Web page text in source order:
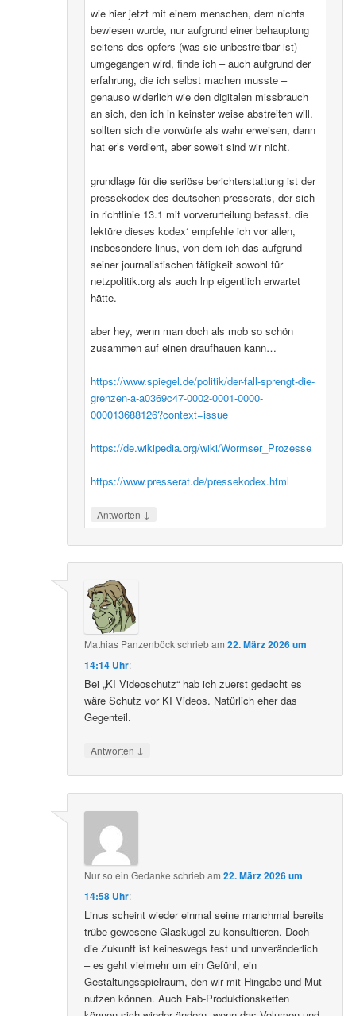
wie hier jetzt mit einem menschen, dem nichts
bewiesen wurde, nur aufgrund einer behauptung
seitens des opfers (was sie unbestreitbar ist)
umgegangen wird, finde ich – auch aufgrund der
erfahrung, die ich selbst machen musste –
genauso widerlich wie den digitalen missbrauch
an sich, den ich in keinster weise abstreiten will.
sollten sich die vorwürfe als wahr erweisen, dann
hat er’s verdient, aber soweit sind wir nicht.
grundlage für die seriöse berichterstattung ist der
pressekodex des deutschen presserats, der sich
in richtlinie 13.1 mit vorverurteilung befasst. die
lektüre dieses kodex‘ empfehle ich vor allen,
insbesondere linus, von dem ich das aufgrund
seiner journalistischen tätigkeit sowohl für
netzpolitik.org als auch lnp eigentlich erwartet
hätte.
aber hey, wenn man doch als mob so schön
zusammen auf einen draufhauen kann…
https://www.spiegel.de/politik/der-fall-sprengt-die-
grenzen-a-a0369c47-0002-0001-0000-
000013688126?context=issue
https://de.wikipedia.org/wiki/Wormser_Prozesse
https://www.presserat.de/pressekodex.html
Antworten ↓
Mathias Panzenböckschriebam22. März 2026 um
14:14 Uhr:
Bei „KI Videoschutz“ hab ich zuerst gedacht es
wäre Schutz vor KI Videos. Natürlich eher das
Gegenteil.
Antworten ↓
Nur so ein Gedanke schriebam22. März 2026 um
14:58 Uhr:
Linus scheint wieder einmal seine manchmal bereits
trübe gewesene Glaskugel zu konsultieren. Doch
die Zukunft ist keineswegs fest und unveränderlich
– es geht vielmehr um ein Gefühl, ein
Gestaltungsspielraum, den wir mit Hingabe und Mut
nutzen können. Auch Fab-Produktionsketten